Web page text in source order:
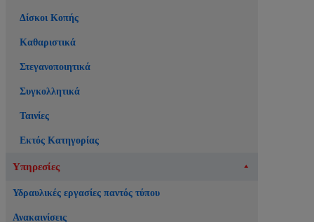
Δίσκοι Κοπής
Καθαριστικά
Στεγανοποιητικά
Συγκολλητικά
Ταινίες
Εκτός Κατηγορίας
Υπηρεσίες
Υδραυλικές εργασίες παντός τύπου
Ανακαινίσεις